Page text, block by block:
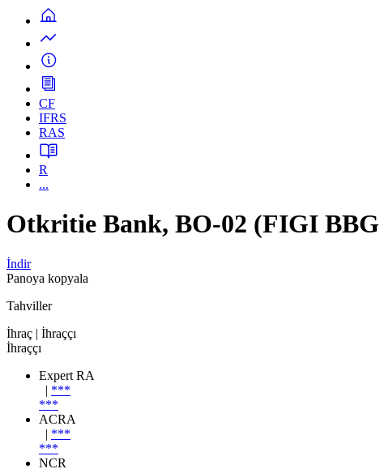
CF
IFRS
RAS
R
...
Otkritie Bank, BO-02 (FIGI
İndir
Panoya kopyala
Tahviller
İhraç | İhraççı
İhraççı
Expert RA
| ***
***
ACRA
| ***
***
NCR